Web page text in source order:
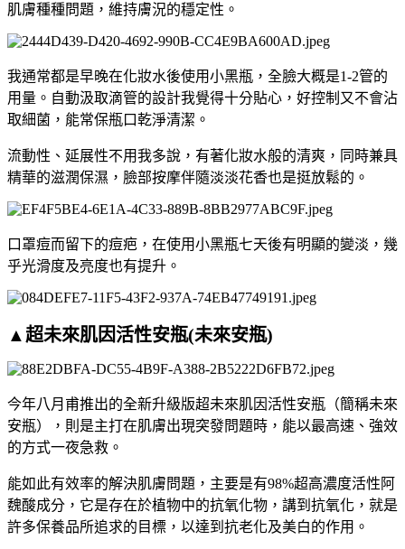
肌膚種種問題，維持膚況的穩定性。
我通常都是早晚在化妝水後使用小黑瓶，全臉大概是1-2管的
用量。自動汲取滴管的設計我覺得十分貼心，好控制又不會沾
取細菌，能常保瓶口乾淨清潔。
流動性、延展性不用我多說，有著化妝水般的清爽，同時兼具
精華的滋潤保濕，臉部按摩伴隨淡淡花香也是挺放鬆的。
口罩痘而留下的痘疤，在使用小黑瓶七天後有明顯的變淡，幾
乎光滑度及亮度也有提升。
▲超未來肌因活性安瓶(未來安瓶)
今年八月甫推出的全新升級版超未來肌因活性安瓶（簡稱未來
安瓶），則是主打在肌膚出現突發問題時，能以最高速、強效
的方式一夜急救。
能如此有效率的解決肌膚問題，主要是有98%超高濃度活性阿
魏酸成分，它是存在於植物中的抗氧化物，講到抗氧化，就是
許多保養品所追求的目標，以達到抗老化及美白的作用。